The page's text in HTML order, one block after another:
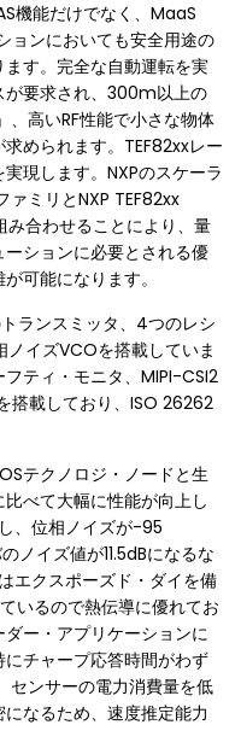
機能だけでなく、MaaS
ンにおいても安全用途の
す。完全な自動運転を実
が要求され、300m以上の
、高いRF性能で小さな物体
められます。TEF82xxレー
現します。NXPのスケーラ
ァミリとNXP TEF82xx
み合わせることにより、量
ションに必要とされる優
可能になります。
ランスミッタ、4つのレシ
イズVCOを搭載していま
ティ・モニタ、MIPI-CSI2
搭載しており、ISO 26262
テクノロジ・ノードと生
べて大幅に性能が向上し
、位相ノイズが-95
ノイズ値が11.5dBになるな
エクスポーズド・ダイを備
いるので熱伝導に優れてお
ー・アプリケーションに
チャープ応答時間がわず
センサーの電力消費量を低
なるため、速度推定能力